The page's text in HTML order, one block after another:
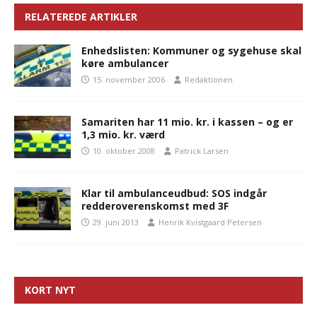
RELATEREDE ARTIKLER
Enhedslisten: Kommuner og sygehuse skal
køre ambulancer
15. november 2006 Redaktionen
Samariten har 11 mio. kr. i kassen – og er
1,3 mio. kr. værd
10. oktober 2008 Patrick Larsen
Klar til ambulanceudbud: SOS indgår
redderoverenskomst med 3F
29. juni 2013 Henrik Kvistgaard Petersen
KORT NYT